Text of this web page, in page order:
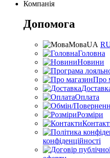
Компанія
Допомога
МоваUA
Головна
Новини
Про
Оплата
Розміри
конфіденційності